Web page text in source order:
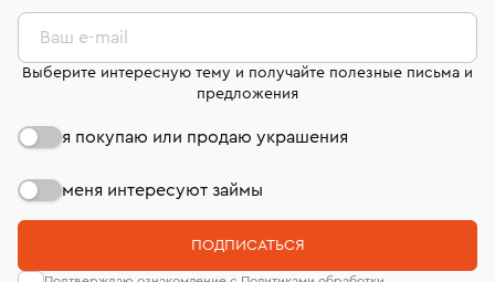
комиссионных украшений и часов смотрите на
странице«Возврат украшений»
лабораторий
Ваш e-mail
Выберите интересную тему и получайте полезные письма и
предложения
я покупаю или продаю украшения
меня интересуют займы
ПОДПИСАТЬСЯ